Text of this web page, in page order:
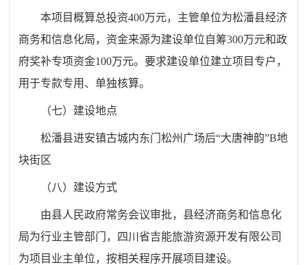
本项目概算总投资400万元，主管单位为松潘县经济
商务和信息化局，资金来源为建设单位自筹300万元和政
府奖补专项资金100万元。要求建设单位建立项目专户，
用于专款专用、单独核算。
（七）建设地点
松潘县进安镇古城内东门松州广场后“大唐神韵”B地
块街区
（八）建设方式
由县人民政府常务会议审批，县经济商务和信息化
局为行业主管部门，四川省吉能旅游资源开发有限公司
为项目业主单位，按相关程序开展项目建设。